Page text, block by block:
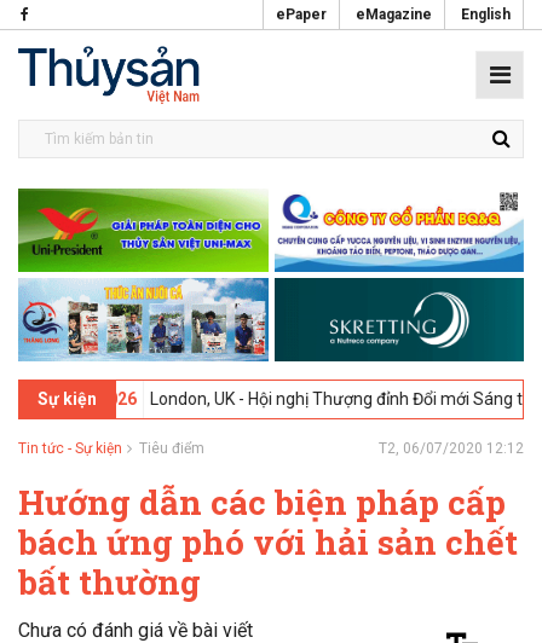
ePaper eMagazine English
Sự kiện
02-2026 London, UK - Hội nghị Thượng đỉnh Đổi mới Sáng tạo trong
Tin tức - Sự kiện Tiêu điểm T2, 06/07/2020 12:12
Hướng dẫn các biện pháp cấp
bách ứng phó với hải sản chết
bất thường
Chưa có đánh giá về bài viết